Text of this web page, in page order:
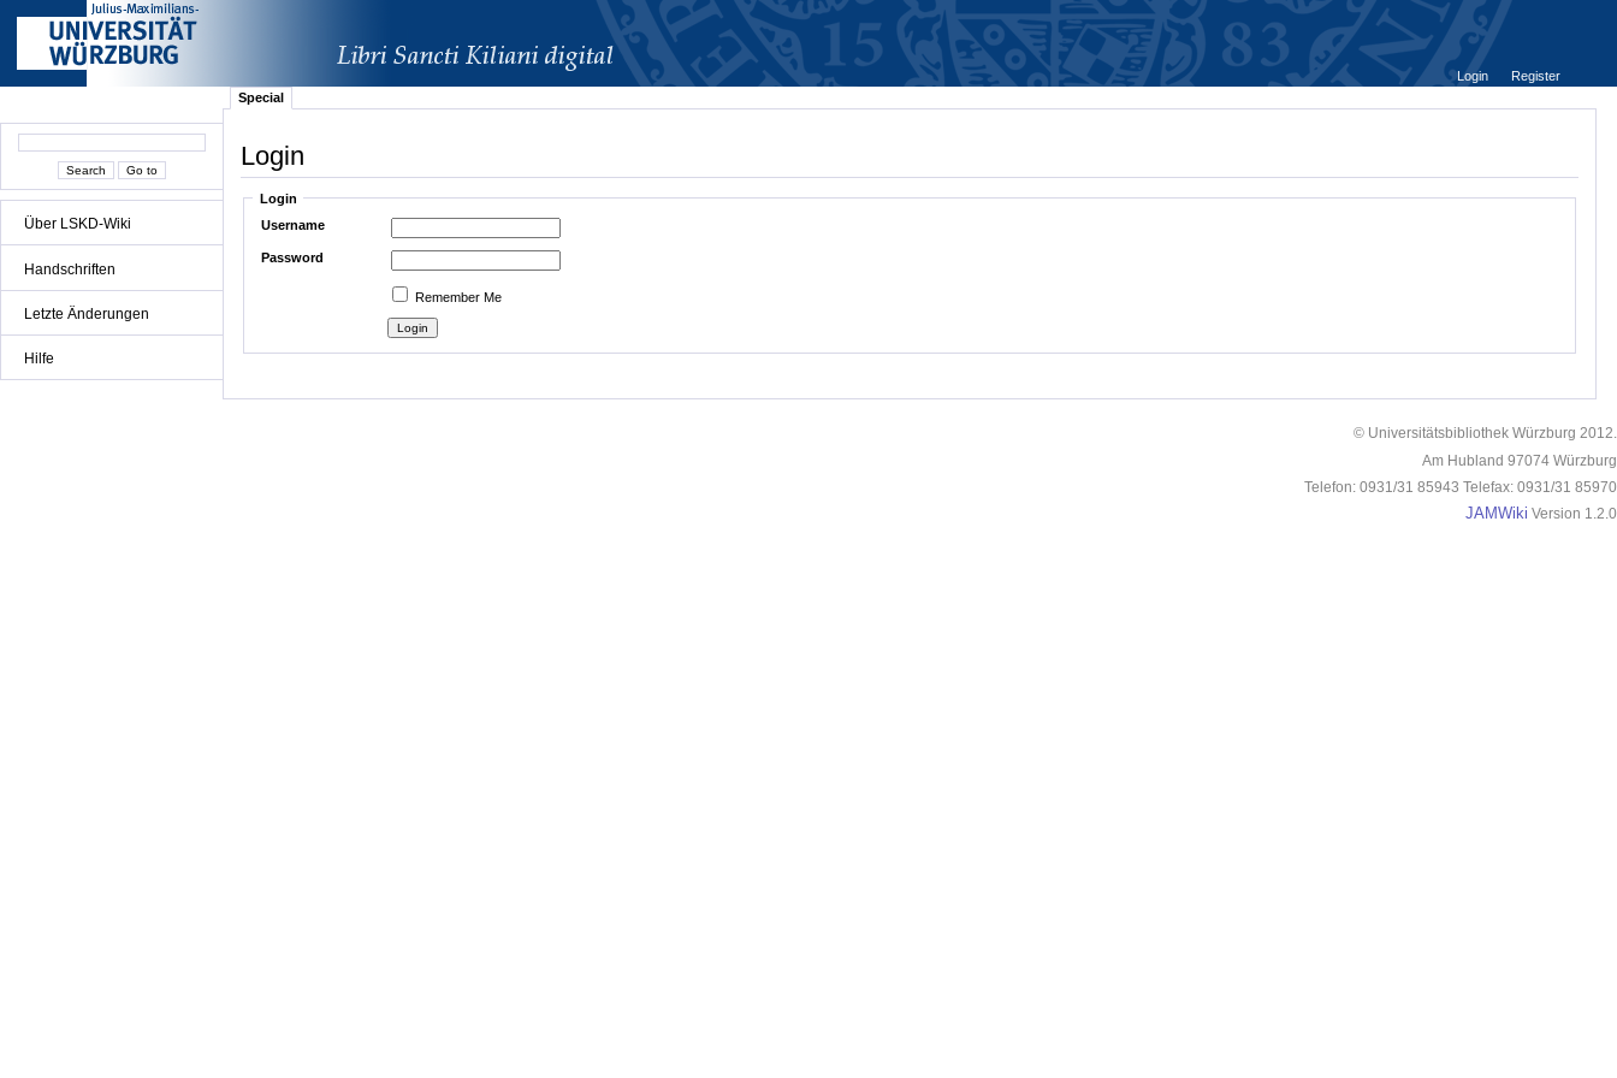
Über LSKD-Wiki
Handschriften
Letzte Änderungen
Hilfe
Login
Register
Special
Login
Login
Username
Password
Remember Me
© Universitätsbibliothek Würzburg 2012.
Am Hubland 97074 Würzburg
Telefon: 0931/31 85943 Telefax: 0931/31 85970
JAMWiki Version 1.2.0